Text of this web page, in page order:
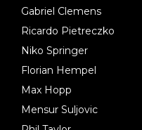
Gabriel Clemens
Ricardo Pietreczko
Niko Springer
Florian Hempel
Max Hopp
Mensur Suljovic